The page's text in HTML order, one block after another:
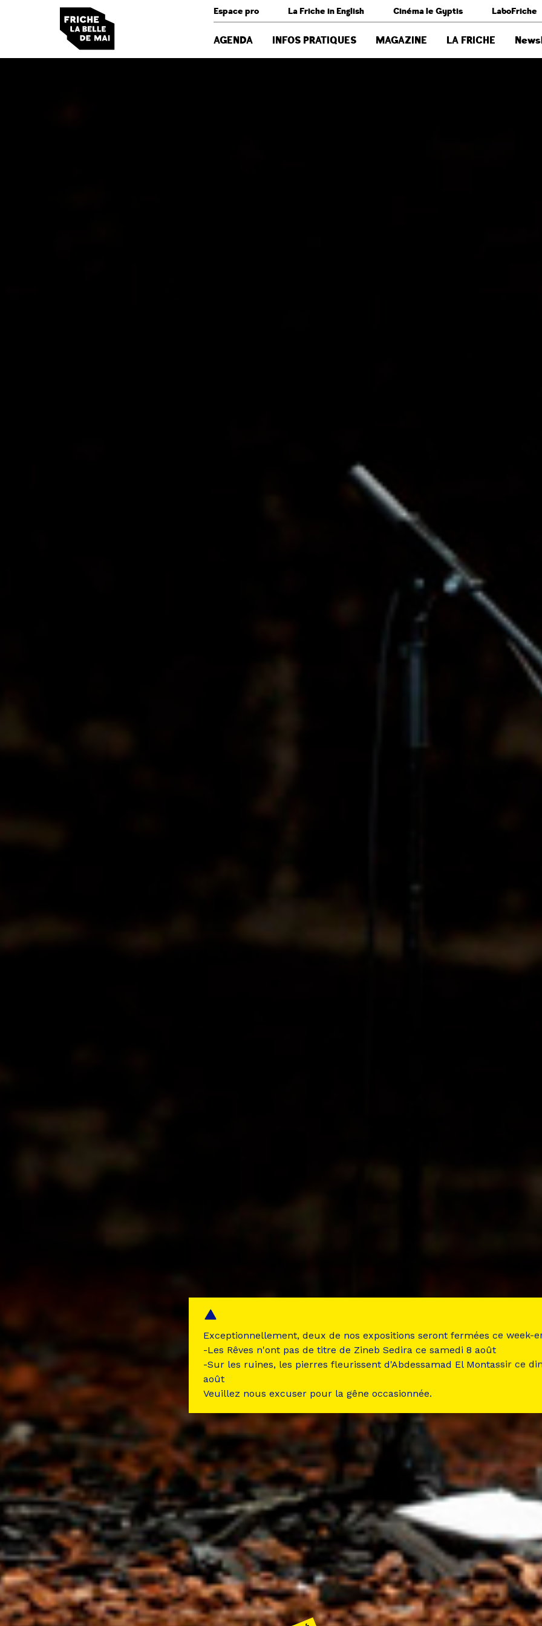
Espace pro La Friche in English Cinéma le Gyptis LaboFriche
AGENDA INFOS PRATIQUES MAGAZINE LA FRICHE
Exceptionnellement, deux de nos expositions seront fermées ce week-
-Les Rêves n'ont pas de titre de Zineb Sedira ce samedi 8 août
-Sur les ruines, les pierres fleurissent d'Abdessamad El Montassir ce
août
Veuillez nous excuser pour la gêne occasionnée.
Panneau de gestion des cookies